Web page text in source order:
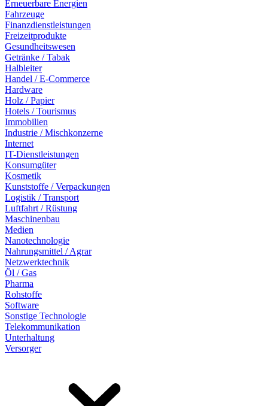
Erneuerbare Energien
Fahrzeuge
Finanzdienstleistungen
Freizeitprodukte
Gesundheitswesen
Getränke / Tabak
Halbleiter
Handel / E-Commerce
Hardware
Holz / Papier
Hotels / Tourismus
Immobilien
Industrie / Mischkonzerne
Internet
IT-Dienstleistungen
Konsumgüter
Kosmetik
Kunststoffe / Verpackungen
Logistik / Transport
Luftfahrt / Rüstung
Maschinenbau
Medien
Nanotechnologie
Nahrungsmittel / Agrar
Netzwerktechnik
Öl / Gas
Pharma
Rohstoffe
Software
Sonstige Technologie
Telekommunikation
Unterhaltung
Versorger